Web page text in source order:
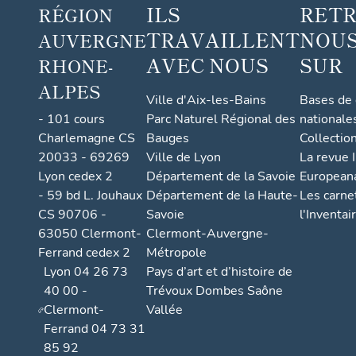
comm
une
RÉGION
AUVERGNE
RHONE-
ALPES
- 101 cours
Charlemagne CS
20033 - 69269
Lyon cedex 2
- 59 bd L. Jouhaux
CS 90706 -
63050 Clermont-
Ferrand cedex 2
Lyon 04 26 73
40 00 -
Clermont-
Ferrand 04 73 31
85 92
ILS
TRAVAILLENT
AVEC NOUS
Ville d'Aix-les-Bains
Parc Naturel Régional des
Bauges
Ville de Lyon
Département de la Savoie
Département de la Haute-
Savoie
Clermont-Auvergne-
Métropole
Pays d’art et d’histoire de
Trévoux Dombes Saône
Vallée
SUR
Bases
La revue
Les